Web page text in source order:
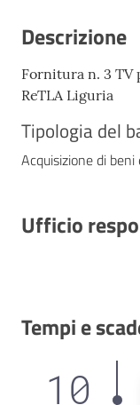
Descrizione
Fornitura n. 3 TV
ReTLA Liguria
Tipologia del
Acquisizione di beni
Ufficio
Tempi e
10